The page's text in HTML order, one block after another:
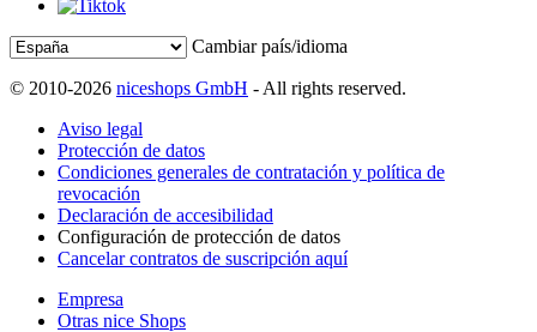
Cambiar país/idioma
© 2010-2026 niceshops GmbH - All rights reserved.
Aviso legal
Protección de datos
Condiciones generales de contratación y política de
revocación
Declaración de accesibilidad
Configuración de protección de datos
Cancelar contratos de suscripción aquí
Empresa
Otras nice Shops